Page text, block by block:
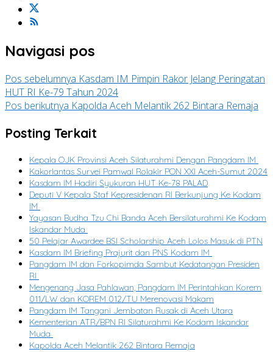
Navigasi pos
Pos sebelumnya Kasdam IM Pimpin Rakor Jelang Peringatan
HUT RI Ke-79 Tahun 2024
Pos berikutnya Kapolda Aceh Melantik 262 Bintara Remaja
Posting Terkait
Kepala OJK Provinsi Aceh Silaturahmi Dengan Pangdam IM
Kakorlantas Survei Pamwal Rolakir PON XXI Aceh-Sumut 2024
Kasdam IM Hadiri Syukuran HUT Ke-78 PALAD
Deputi V Kepala Staf Kepresidenan RI Berkunjung Ke Kodam
IM
Yayasan Budha Tzu Chi Banda Aceh Bersilaturahmi Ke Kodam
Iskandar Muda
50 Pelajar Awardee BSI Scholarship Aceh Lolos Masuk di PTN
Kasdam IM Briefing Prajurit dan PNS Kodam IM
Pangdam IM dan Forkopimda Sambut Kedatangan Presiden
RI
Mengenang Jasa Pahlawan, Pangdam IM Perintahkan Korem
011/LW dan KOREM 012/TU Merenovasi Makam
Pangdam IM Tangani Jembatan Rusak di Aceh Utara
Kementerian ATR/BPN RI Silaturahmi Ke Kodam Iskandar
Muda
Kapolda Aceh Melantik 262 Bintara Remaja